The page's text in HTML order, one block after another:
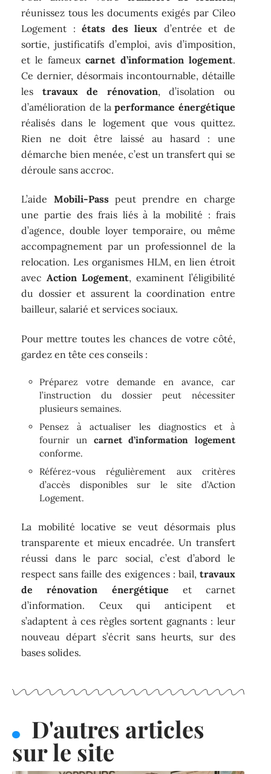
réunissez tous les documents exigés par Cileo
Logement :états des lieux d’entrée et de
sortie, justificatifs d’emploi, avis d’imposition,
et le fameux carnet d’information logement.
Ce dernier, désormais incontournable, détaille
les travaux de rénovation, d’isolation ou
d’amélioration de laperformance énergétique
réalisés dans le logement que vous quittez.
Rien ne doit être laissé au hasard : une
démarche bien menée, c’est un transfert qui se
déroule sans accroc.
L’aide Mobili-Passpeut prendre en charge
une partie des frais liés à la mobilité : frais
d’agence, double loyer temporaire, ou même
accompagnement par un professionnel de la
relocation. Les organismes HLM, en lien étroit
avecAction Logement, examinent l’éligibilité
du dossier et assurent la coordination entre
bailleur, salarié et services sociaux.
Pour mettre toutes les chances de votre côté,
gardez en tête ces conseils :
Préparez votre demande en avance, car
l’instruction du dossier peut nécessiter
plusieurs semaines.
Pensez à actualiser les diagnostics et à
fournir un carnet d’information logement
conforme.
Référez-vous régulièrement aux critères
d’accès disponibles sur le site d’Action
Logement.
La mobilité locative se veut désormais plus
transparente et mieux encadrée. Un transfert
réussi dans le parc social, c’est d’abord le
respect sans faille des exigences : bail, travaux
de rénovation énergétique et carnet
d’information. Ceux qui anticipent et
s’adaptent à ces règles sortent gagnants : leur
nouveau départ s’écrit sans heurts, sur des
bases solides.
D'autres articles
sur le site